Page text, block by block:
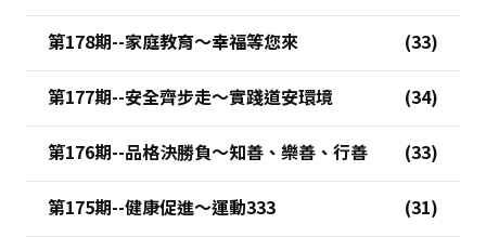
第178期--家庭教育～幸福等您來
第177期--安全齊步走～實踐道安環境
第176期--品格決勝負～知善、樂善、行善
第175期--健康促進～運動333